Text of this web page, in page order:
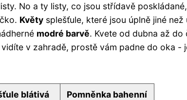
No a ty listy, co jsou střídavě
Květy splešťule, které jsou úplně jiné než
modré barvě. Kvete od dubna až do
v zahradě, prostě vám padne do oka -
blátivá Pomněnka bahenní